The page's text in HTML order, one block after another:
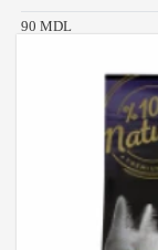
90 MDL